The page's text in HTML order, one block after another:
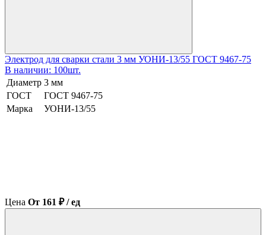
Электрод для сварки стали 3 мм УОНИ-13/55 ГОСТ 9467-75
В наличии: 100шт.
Диаметр 3 мм
ГОСТ
ГОСТ 9467-75
Марка
УОНИ-13/55
Цена От 161 ₽ / ед